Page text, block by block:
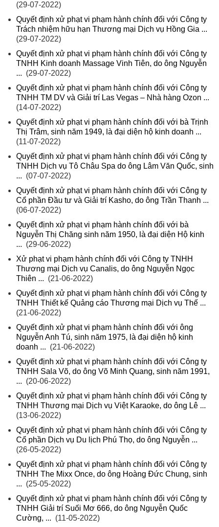
(29-07-2022)
Quyết định xử phạt vi phạm hành chính đối với Công ty
Trách nhiệm hữu hạn Thương mại Dịch vụ Hồng Gia ...
(29-07-2022)
Quyết định xử phạt vi phạm hành chính đối với Công ty
TNHH Kinh doanh Massage Vinh Tiên, do ông Nguyễn
... (29-07-2022)
Quyết định xử phạt vi phạm hành chính đối với Công ty
TNHH TM DV và Giải trí Las Vegas – Nhà hàng Ozon ...
(14-07-2022)
Quyết định xử phạt vi phạm hành chính đối với bà Trịnh
Thị Trâm, sinh năm 1949, là đại diện hộ kinh doanh ...
(11-07-2022)
Quyết định xử phạt vi phạm hành chính đối với Công ty
TNHH Dịch vụ Tô Châu Spa do ông Lâm Văn Quốc, sinh
... (07-07-2022)
Quyết định xử phạt vi phạm hành chính đối với Công ty
Cổ phần Đầu tư và Giải trí Kasho, do ông Trần Thanh ...
(06-07-2022)
Quyết định xử phạt vi phạm hành chính đối với bà
Nguyễn Thị Chăng sinh năm 1950, là đại diện Hộ kinh
... (29-06-2022)
Xử phạt vi phạm hành chính đối với Công ty TNHH
Thương mại Dịch vụ Canalis, do ông Nguyễn Ngọc
Thiên ... (21-06-2022)
Quyết định xử phạt vi phạm hành chính đối với Công ty
TNHH Thiết kế Quảng cáo Thương mại Dịch vụ Thế ...
(21-06-2022)
Quyết định xử phạt vi phạm hành chính đối với ông
Nguyễn Anh Tú, sinh năm 1975, là đại diện hộ kinh
doanh ... (21-06-2022)
Quyết định xử phạt vi phạm hành chính đối với Công ty
TNHH Sala Võ, do ông Võ Minh Quang, sinh năm 1991,
... (20-06-2022)
Quyết định xử phạt vi phạm hành chính đối với Công ty
TNHH Thương mại Dịch vụ Việt Karaoke, do ông Lê ...
(13-06-2022)
Quyết định xử phạt vi phạm hành chính đối với Công ty
Cổ phần Dịch vụ Du lịch Phú Thọ, do ông Nguyễn ...
(26-05-2022)
Quyết định xử phạt vi phạm hành chính đối với Công ty
TNHH The Mixx Once, do ông Hoàng Đức Chung, sinh
... (25-05-2022)
Quyết định xử phạt vi phạm hành chính đối với Công ty
TNHH Giải trí Suối Mơ 666, do ông Nguyễn Quốc
Cường, ... (11-05-2022)